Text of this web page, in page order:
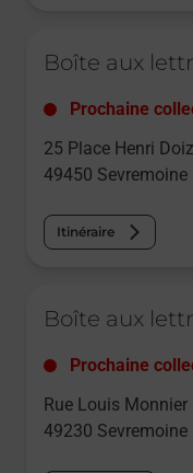
Boîte aux
Prochaine
25 Place Henri
49450 Sevremoine
Itinéraire
Boîte aux
Prochaine
Rue Louis Monnier
49230 Sevremoine